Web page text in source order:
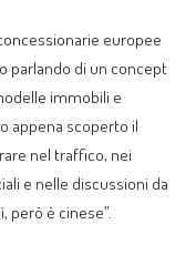
europee
parlando di un concept
immobili e
appena scoperto il
nel traffico, nei
e nelle discussioni da
però è cinese”.